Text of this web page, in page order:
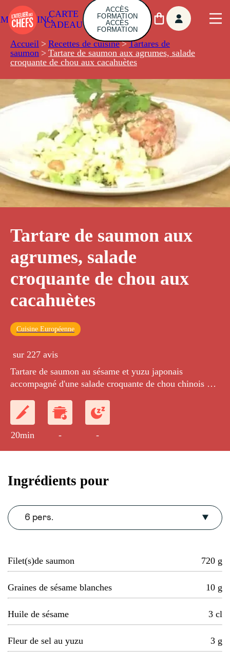
CARTE
CADEAU
ACCÈS
FORMATION
ACCÈS
FORMATION
Accueil > Recettes de cuisine > Tartares de
saumon > Tartare de saumon aux agrumes, salade
croquante de chou aux cacahuètes
Tartare de saumon aux
agrumes, salade
croquante de chou aux
cacahuètes
Cuisine Européenne
sur 227 avis
Tartare de saumon au sésame et yuzu japonais
accompagné d'une salade croquante de chou chinois et
20min - -
Ingrédients pour
6 pers.
Filet(s)de saumon 720 g
Graines de sésame blanches 10 g
Huile de sésame 3 cl
Fleur de sel au yuzu 3 g